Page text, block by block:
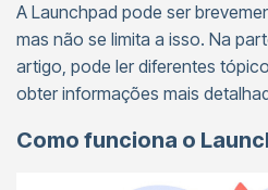
A Launchpad pode ser
mas não se limita a isso. Na
artigo, pode ler diferentes
obter informações mais
Como funciona o